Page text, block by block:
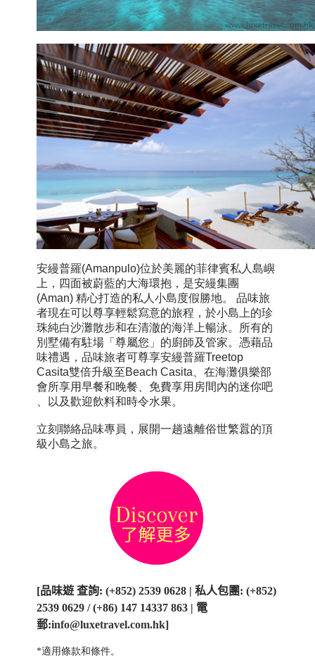
安縵普羅(Amanpulo)位於美麗的菲律賓私人島嶼
上，四面被蔚藍的大海環抱，是安縵集團
(Aman) 精心打造的私人小島度假勝地。 品味旅
者現在可以尊享輕鬆寫意的旅程，於小島上的珍
珠純白沙灘散步和在清澈的海洋上暢泳。 所有的
別墅備有駐場「尊屬您」的廚師及管家。 憑藉品
味禮遇，品味旅者可尊享安縵普羅Treetop
Casita雙倍升級至Beach Casita、在海灘俱樂部
會所享用早餐和晚餐、 免費享用 房間內的迷你吧
以及歡迎飲料和時令水果。
立刻聯絡品味專員，展開一趟遠離俗世繁囂的頂
級小島之旅。
[品味遊 查詢: (+852) 2539 0628 |私人包團: (+852)
2539 0629 / (+86) 147 14337 863 | 電
郵:info@luxetravel.com.hk]
*適用條款和條件。